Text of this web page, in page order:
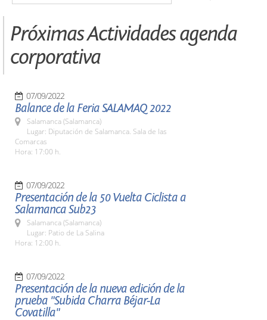
Próximas Actividades agenda
corporativa
07/09/2022
Balance de la Feria SALAMAQ 2022
Salamanca (Salamanca)
Lugar: Diputación de Salamanca. Sala de las
Comarcas
Hora: 17:00 h.
07/09/2022
Presentación de la 50 Vuelta Ciclista a
Salamanca Sub23
Salamanca (Salamanca)
Lugar: Patio de La Salina
Hora: 12:00 h.
07/09/2022
Presentación de la nueva edición de la
prueba "Subida Charra Béjar-La
Covatilla"